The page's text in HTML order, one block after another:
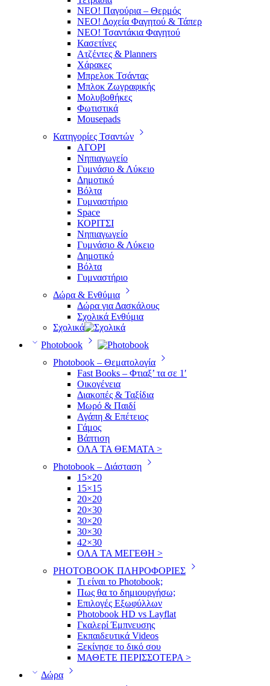
ΝΕΟ! Παγούρια – Θερμός
ΝΕΟ! Δοχεία Φαγητού & Τάπερ
ΝΕΟ! Τσαντάκια Φαγητού
Κασετίνες
Ατζέντες & Planners
Χάρακες
Μπρελοκ Τσάντας
Μπλοκ Ζωγραφικής
Μολυβοθήκες
Φωτιστικά
Mousepads
Κατηγορίες Τσαντών
ΑΓΟΡΙ
Νηπιαγωγείο
Γυμνάσιο & Λύκειο
Δημοτικό
Βόλτα
Γυμναστήριο
Space
ΚΟΡΙΤΣΙ
Νηπιαγωγείο
Γυμνάσιο & Λύκειο
Δημοτικό
Βόλτα
Γυμναστήριο
Δώρα & Ενθύμια
Δώρα για Δασκάλους
Σχολικά Ενθύμια
Σχολικά
Photobook
Photobook – Θεματολογία
Fast Books – Φτιαξ’ τα σε 1′
Οικογένεια
Διακοπές & Ταξίδια
Μωρό & Παιδί
Αγάπη & Επέτειος
Γάμος
Βάπτιση
ΟΛΑ ΤΑ ΘΕΜΑΤΑ >
Photobook – Διάσταση
15×20
15×15
20×20
20×30
30×20
30×30
42×30
ΟΛΑ ΤΑ ΜΕΓΕΘΗ >
PHOTOBOOK ΠΛΗΡΟΦΟΡΙΕΣ
Τι είναι το Photobook;
Πως θα το δημιουργήσω;
Επιλογές Εξωφύλλων
Photobook HD vs Layflat
Γκαλερί Έμπνευσης
Εκπαιδευτικά Videos
Ξεκίνησε το δικό σου
ΜΑΘΕΤΕ ΠΕΡΙΣΣΟΤΕΡΑ >
Δώρα